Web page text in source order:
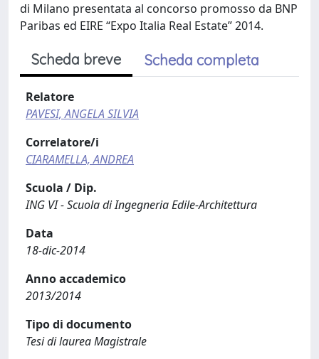
di Milano presentata al concorso promosso da BNP
Paribas ed EIRE “Expo Italia Real Estate” 2014.
Scheda breve Scheda completa
Relatore
PAVESI, ANGELA SILVIA
Correlatore/i
CIARAMELLA, ANDREA
Scuola / Dip.
ING VI - Scuola di Ingegneria Edile-Architettura
Data
18-dic-2014
Anno accademico
2013/2014
Tipo di documento
Tesi di laurea Magistrale